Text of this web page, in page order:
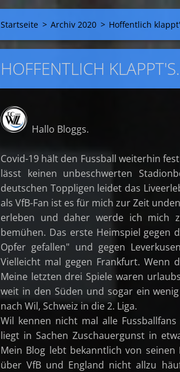
Startseite > Archiv 2020 > Hoffentlich
HOFFENTLICH KLAPPT'S.
Hallo Bloggs.
Covid-19 hält den Fussball weiterhin
lässt keinen unbeschwerten
deutschen Toppligen leidet das
als VfB-Fan ist es für mich zur Zeit
erleben und daher werde ich mich
bemühen. Das erste Heimspiel gegen
Opfer gefallen" und gegen
Vielleicht mal gegen Frankfurt. Wenn
Meine letzten drei Spiele waren
weit in den Süden und sogar ein
nach Wil, Schweiz in die 2. Liga.
Wil kennen nicht mal alle
liegt in Sachen Zuschauergunst in
Mein Blog lebt bekanntlich von
über VfB und England nicht allzu